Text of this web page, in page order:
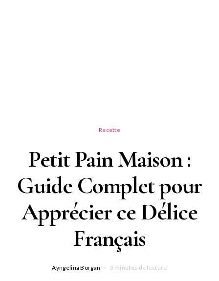
Recette
Petit Pain Maison :
Guide Complet pour
Apprécier ce Délice
Français
Ayngelina Borgan 5 minutes de lecture